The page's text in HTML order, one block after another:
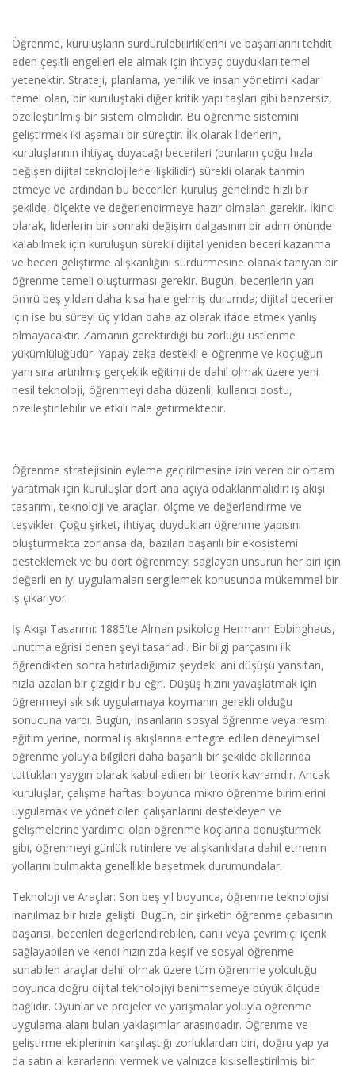
Öğrenme, kuruluşların sürdürülebilirliklerini ve başarılarını tehdit
eden çeşitli engelleri ele almak için ihtiyaç duydukları temel
yetenektir. Strateji, planlama, yenilik ve insan yönetimi kadar
temel olan, bir kuruluştaki diğer kritik yapı taşları gibi benzersiz,
özelleştirilmiş bir sistem olmalıdır. Bu öğrenme sistemini
geliştirmek iki aşamalı bir süreçtir. İlk olarak liderlerin,
kuruluşlarının ihtiyaç duyacağı becerileri (bunların çoğu hızla
değişen dijital teknolojilerle ilişkilidir) sürekli olarak tahmin
etmeye ve ardından bu becerileri kuruluş genelinde hızlı bir
şekilde, ölçekte ve değerlendirmeye hazır olmaları gerekir. İkinci
olarak, liderlerin bir sonraki değişim dalgasının bir adım önünde
kalabilmek için kuruluşun sürekli dijital yeniden beceri kazanma
ve beceri geliştirme alışkanlığını sürdürmesine olanak tanıyan bir
öğrenme temeli oluşturması gerekir. Bugün, becerilerin yarı
ömrü beş yıldan daha kısa hale gelmiş durumda; dijital beceriler
için ise bu süreyi üç yıldan daha az olarak ifade etmek yanlış
olmayacaktır. Zamanın gerektirdiği bu zorluğu üstlenme
yükümlülüğüdür. Yapay zeka destekli e-öğrenme ve koçluğun
yanı sıra artırılmış gerçeklik eğitimi de dahil olmak üzere yeni
nesil teknoloji, öğrenmeyi daha düzenli, kullanıcı dostu,
özelleştirilebilir ve etkili hale getirmektedir.
Öğrenme stratejisinin eyleme geçirilmesine izin veren bir ortam
yaratmak için kuruluşlar dört ana açıya odaklanmalıdır: iş akışı
tasarımı, teknoloji ve araçlar, ölçme ve değerlendirme ve
teşvikler. Çoğu şirket, ihtiyaç duydukları öğrenme yapısını
oluşturmakta zorlansa da, bazıları başarılı bir ekosistemi
desteklemek ve bu dört öğrenmeyi sağlayan unsurun her biri için
değerli en iyi uygulamaları sergilemek konusunda mükemmel bir
iş çıkarıyor.
İş Akışı Tasarımı: 1885'te Alman psikolog Hermann Ebbinghaus,
unutma eğrisi denen şeyi tasarladı. Bir bilgi parçasını ilk
öğrendikten sonra hatırladığımız şeydeki ani düşüşü yansıtan,
hızla azalan bir çizgidir bu eğri. Düşüş hızını yavaşlatmak için
öğrenmeyi sık sık uygulamaya koymanın gerekli olduğu
sonucuna vardı. Bugün, insanların sosyal öğrenme veya resmi
eğitim yerine, normal iş akışlarına entegre edilen deneyimsel
öğrenme yoluyla bilgileri daha başarılı bir şekilde akıllarında
tuttukları yaygın olarak kabul edilen bir teorik kavramdır. Ancak
kuruluşlar, çalışma haftası boyunca mikro öğrenme birimlerini
uygulamak ve yöneticileri çalışanlarını destekleyen ve
gelişmelerine yardımcı olan öğrenme koçlarına dönüştürmek
gibi, öğrenmeyi günlük rutinlere ve alışkanlıklara dahil etmenin
yollarını bulmakta genellikle başetmek durumundalar.
Teknoloji ve Araçlar: Son beş yıl boyunca, öğrenme teknolojisi
inanılmaz bir hızla gelişti. Bugün, bir şirketin öğrenme çabasının
başarısı, becerileri değerlendirebilen, canlı veya çevrimiçi içerik
sağlayabilen ve kendi hızınızda keşif ve sosyal öğrenme
sunabilen araçlar dahil olmak üzere tüm öğrenme yolculuğu
boyunca doğru dijital teknolojiyi benimsemeye büyük ölçüde
bağlıdır. Oyunlar ve projeler ve yarışmalar yoluyla öğrenme
uygulama alanı bulan yaklaşımlar arasındadır. Öğrenme ve
geliştirme ekiplerinin karşılaştığı zorluklardan biri, doğru yap ya
da satın al kararlarını vermek ve yalnızca kişiselleştirilmiş bir